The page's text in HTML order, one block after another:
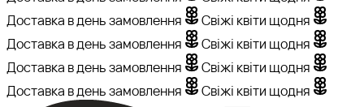
Доставка в день замовлення
Свіжі квіти щодня
Доставка в день замовлення
Свіжі квіти щодня
Доставка в день замовлення
Свіжі квіти щодня
Доставка в день замовлення
Свіжі квіти щодня